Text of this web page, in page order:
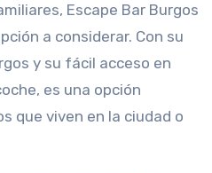
Escape Bar Burgos
a considerar. Con su
y su fácil acceso en
es una opción
que viven en la ciudad o